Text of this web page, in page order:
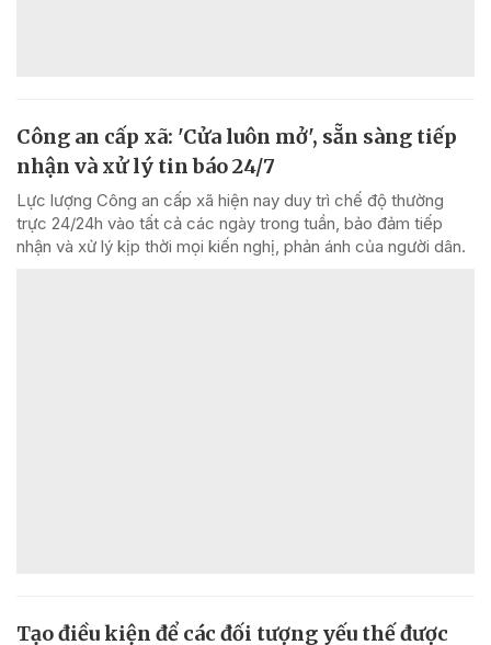
Công an cấp xã: 'Cửa luôn mở', sẵn sàng tiếp
nhận và xử lý tin báo 24/7
Lực lượng Công an cấp xã hiện nay duy trì chế độ thường
trực 24/24h vào tất cả các ngày trong tuần, bảo đảm tiếp
nhận và xử lý kịp thời mọi kiến nghị, phản ánh của người dân.
Tạo điều kiện để các đối tượng yếu thế được